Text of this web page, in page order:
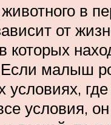
в
от
которых
малыш
условия,